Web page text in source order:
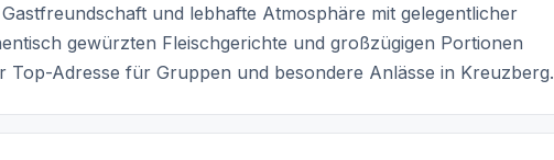
und lebhafte Atmosphäre mit gelegentlicher
gewürzten Fleischgerichte und großzügigen Portionen
Top-Adresse für Gruppen und besondere Anlässe in Kreuzberg.